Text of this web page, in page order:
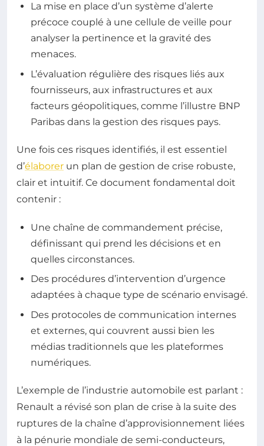
La mise en place d’un système d’alerte
précoce couplé à une cellule de veille pour
analyser la pertinence et la gravité des
menaces.
L’évaluation régulière des risques liés aux
fournisseurs, aux infrastructures et aux
facteurs géopolitiques, comme l’illustre BNP
Paribas dans la gestion des risques pays.
Une fois ces risques identifiés, il est essentiel
d’élaborer un plan de gestion de crise robuste,
clair et intuitif. Ce document fondamental doit
contenir :
Une chaîne de commandement précise,
définissant qui prend les décisions et en
quelles circonstances.
Des procédures d’intervention d’urgence
adaptées à chaque type de scénario envisagé.
Des protocoles de communication internes
et externes, qui couvrent aussi bien les
médias traditionnels que les plateformes
numériques.
L’exemple de l’industrie automobile est parlant :
Renault a révisé son plan de crise à la suite des
ruptures de la chaîne d’approvisionnement liées
à la pénurie mondiale de semi-conducteurs,